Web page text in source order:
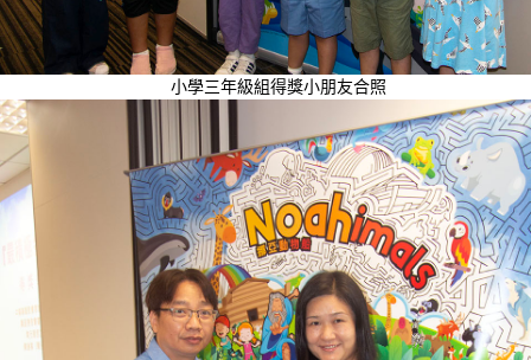
小學三年級組得獎小朋友合照